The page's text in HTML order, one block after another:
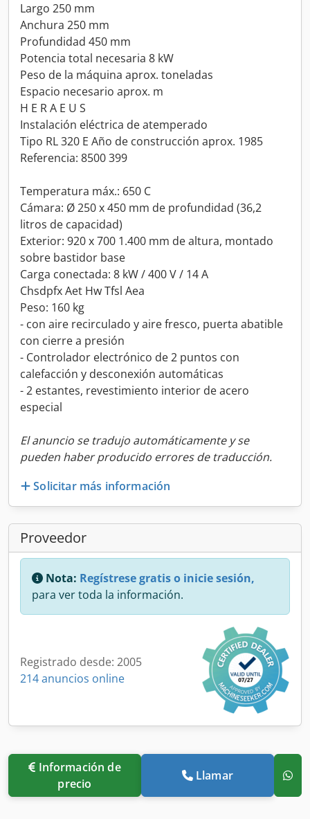
Largo 250 mm
Anchura 250 mm
Profundidad 450 mm
Potencia total necesaria 8 kW
Peso de la máquina aprox. toneladas
Espacio necesario aprox. m
H E R A E U S
Instalación eléctrica de atemperado
Tipo RL 320 E Año de construcción aprox. 1985
Referencia: 8500 399
Temperatura máx.: 650 C
Cámara: Ø 250 x 450 mm de profundidad (36,2
litros de capacidad)
Exterior: 920 x 700 1.400 mm de altura, montado
sobre bastidor base
Carga conectada: 8 kW / 400 V / 14 A
Chsdpfx Aet Hw Tfsl Aea
Peso: 160 kg
- con aire recirculado y aire fresco, puerta abatible
con cierre a presión
- Controlador electrónico de 2 puntos con
calefacción y desconexión automáticas
- 2 estantes, revestimiento interior de acero
especial
El anuncio se tradujo automáticamente y se
pueden haber producido errores de traducción.
Solicitar más información
Proveedor
Nota: Regístrese gratis o inicie sesión,
para ver toda la información.
Registrado desde: 2005
214 anuncios online
precio
Llamar